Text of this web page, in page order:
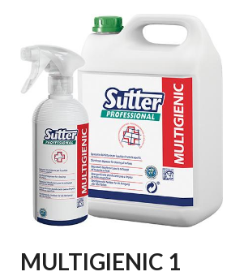
MULTIGIENIC 1